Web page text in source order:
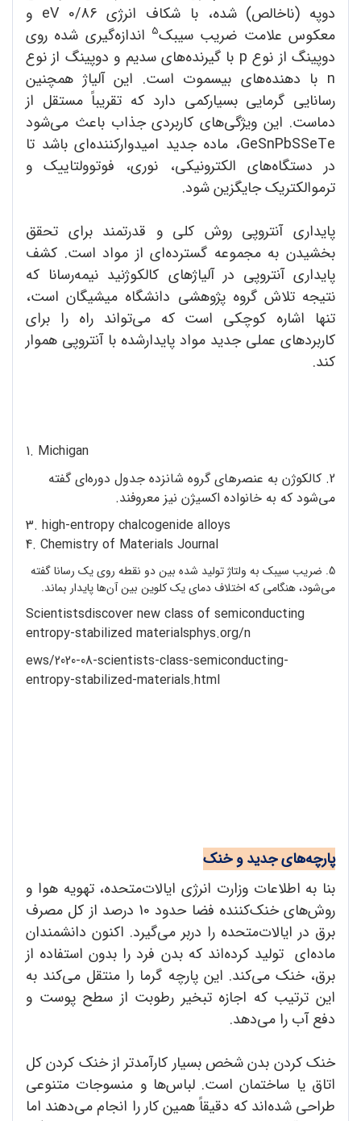
دوپه (ناخالص) شده، با شکاف انرژی eV 0/86 و
معکوس علامت ضریب سیبک5 اندازه‌گیری شده روی
دوپینگ از نوع p با گیرنده‌های سدیم و دوپینگ از نوع
n با دهنده‌های بیسموت است. این آلیاژ همچنین
رسانایی گرمایی بسیارکمی دارد که تقریباً مستقل از
دماست. این ویژگی‌های کاربردی جذاب باعث می‌شود
GeSnPbSSeTe، ماده جدید امیدوارکننده‌ای باشد تا
در دستگاه‌های الکترونیکی، نوری، فوتوولتاییک و
ترموالکتریک جایگزین شود.
پایداری آنتروپی روش کلی و قدرتمند برای تحقق
بخشیدن به مجموعه گسترده‌ای از مواد است. کشف
پایداری آنتروپی در آلیاژهای کالکوژنید نیمه‌رسانا که
نتیجه تلاش گروه پژوهشی دانشگاه میشیگان است،
تنها اشاره کوچکی است که می‌تواند راه را برای
کاربردهای عملی جدید مواد پایدارشده با آنتروپی هموار
کند.
1. Michigan
2. کالکوژن به عنصرهای گروه شانزده جدول دوره‌ای گفته
می‌شود که به خانواده اکسیژن نیز معروفند.
3. high-entropy chalcogenide alloys
4. Chemistry of Materials Journal
5. ضریب سیبک به ولتاژ تولید شده بین دو نقطه روی یک رسانا گفته
می‌شود، هنگامی که اختلاف دمای یک کلوین بین آن‌ها پایدار بماند.
Scientistsdiscover new class of semiconducting
entropy-stabilized materialsphys.org/n
ews/2020-08-scientists-class-semiconducting-
entropy-stabilized-materials.html
پارچه‌های جدید و خنک
بنا به اطلاعات وزارت انرژی ایالات‌متحده، تهویه هوا و
روش‌های خنک‌کننده فضا حدود 10 درصد از کل مصرف
برق در ایالات‌متحده را دربر می‌گیرد. اکنون دانشمندان
ماده‌ای تولید کرده‌اند که بدن فرد را بدون استفاده از
برق، خنک می‌کند. این پارچه گرما را منتقل می‌کند به
این ترتیب که اجازه تبخیر رطوبت از سطح پوست و
دفع آب را می‌دهد.
خنک کردن بدن شخص بسیار کارآمدتر از خنک کردن کل
اتاق یا ساختمان است. لباس‌ها و منسوجات متنوعی
طراحی شده‌اند که دقیقاً همین کار را انجام می‌دهند اما